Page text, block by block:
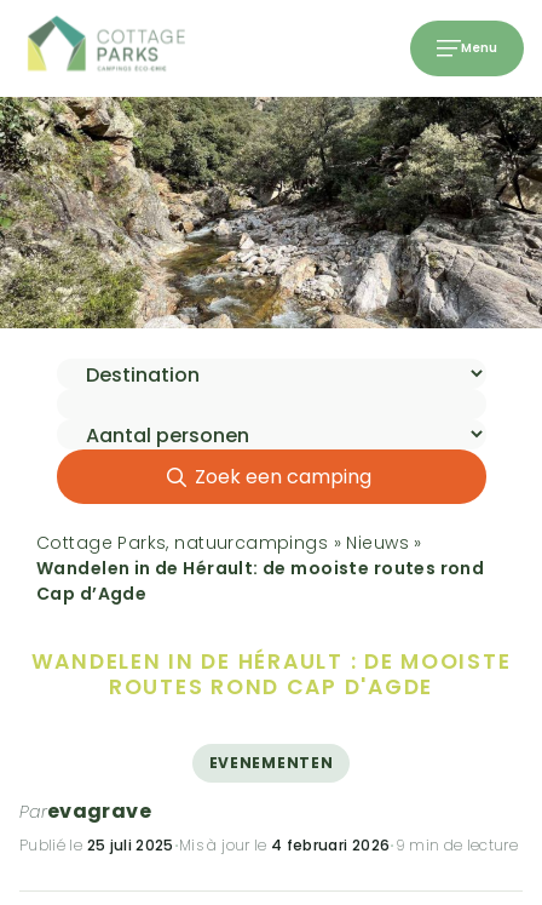
Menu
Zoek een camping
Cottage Parks, natuurcampings » Nieuws »
Wandelen in de Hérault: de mooiste routes rond
Cap d’Agde
WANDELEN IN DE HÉRAULT : DE MOOISTE
ROUTES ROND CAP D'AGDE
EVENEMENTEN
Parevagrave
Publié le 25 juli 2025·Mis à jour le 4 februari 2026·9 min de lecture